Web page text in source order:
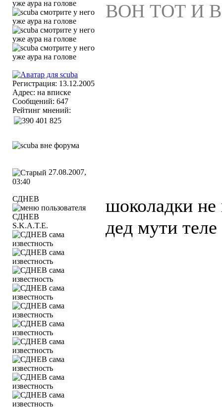
Регистрация: 13.12.2005
Адрес: на вписке
Сообщений: 647
Рейтинг мнений:
ВОН ТОТ И
27.08.2007,
03:40
СДНЕВ
S.K.A.T.E.
шоколадки
дед мути